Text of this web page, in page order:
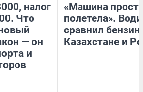
налог
Что
— он
и
«Машина
полетела».
сравнил бензин
Казахстане и